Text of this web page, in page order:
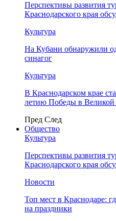
Перспективы развития
Краснодарского края
Культура
На Кубани обнаружили
синагог
Культура
В Краснодарском крае
летию Победы в
Пред След
Общество
Культура
Перспективы развития
Краснодарского края
Новости
Топ мест в Краснодаре:
на праздники